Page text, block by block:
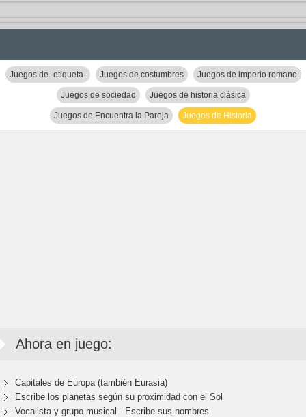
Juegos de -etiqueta- Juegos de costumbres Juegos de imperio romano
Juegos de sociedad Juegos de historia clásica
Juegos de Encuentra la Pareja Juegos de Historia
Ahora en juego:
Capitales de Europa (también Eurasia)
Escribe los planetas según su proximidad con el Sol
Vocalista y grupo musical - Escribe sus nombres